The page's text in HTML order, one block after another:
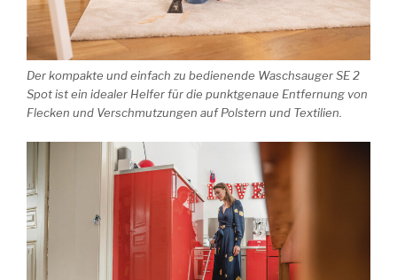
Der kompakte und einfach zu bedienende Waschsauger SE 2
Spot ist ein idealer Helfer für die punktgenaue Entfernung von
Flecken und Verschmutzungen auf Polstern und Textilien.